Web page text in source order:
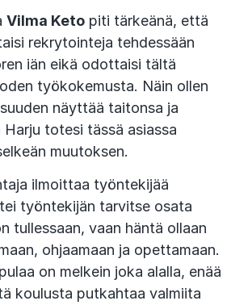
Vilma Keto piti tärkeänä, että
rekrytointeja tehdessään
iän eikä odottaisi tältä
työkokemusta. Näin ollen
näyttää taitonsa ja
totesi tässä asiassa
muutoksen.
ilmoittaa työntekijää
työntekijän tarvitse osata
tullessaan, vaan häntä ollaan
ohjaamaan ja opettamaan.
on melkein joka alalla, enää
koulusta putkahtaa valmiita